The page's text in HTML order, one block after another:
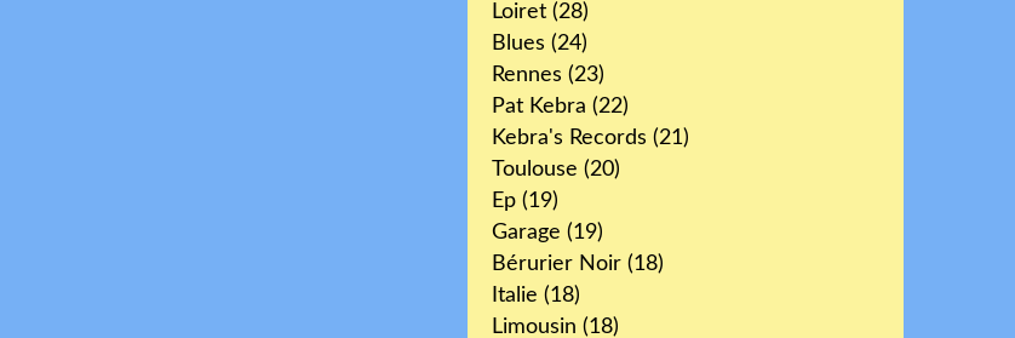
Loiret (28)
Blues (24)
Rennes (23)
Pat Kebra (22)
Kebra's Records (21)
Toulouse (20)
Ep (19)
Garage (19)
Bérurier Noir (18)
Italie (18)
Limousin (18)